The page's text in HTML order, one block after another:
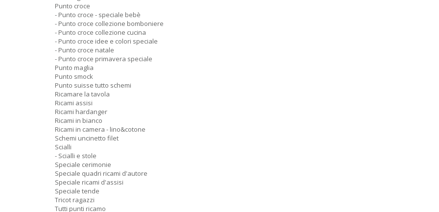
Punto croce
- Punto croce - speciale bebè
- Punto croce collezione bomboniere
- Punto croce collezione cucina
- Punto croce idee e colori speciale
- Punto croce natale
- Punto croce primavera speciale
Punto maglia
Punto smock
Punto suisse tutto schemi
Ricamare la tavola
Ricami assisi
Ricami hardanger
Ricami in bianco
Ricami in camera - lino&cotone
Schemi uncinetto filet
Scialli
- Scialli e stole
Speciale cerimonie
Speciale quadri ricami d'autore
Speciale ricami d'assisi
Speciale tende
Tricot ragazzi
Tutti punti ricamo